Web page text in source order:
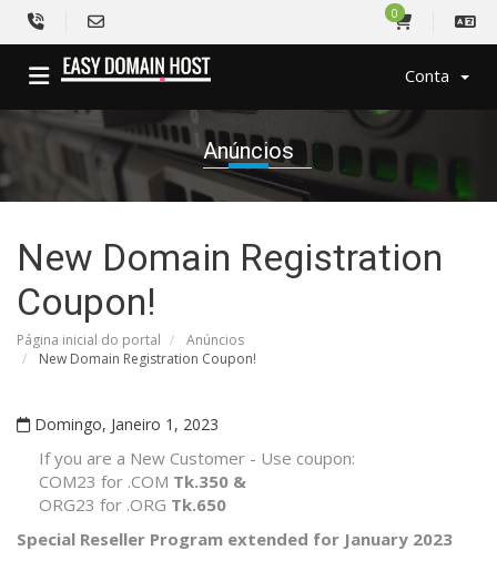
0
Conta
Anúncios
New Domain Registration
Coupon!
Página inicial do portal
Anúncios
New Domain Registration Coupon!
Domingo, Janeiro 1, 2023
If you are a New Customer - Use coupon:
COM23 for .COM Tk.350 &
ORG23 for .ORG Tk.650
Special Reseller Program extended for January 2023